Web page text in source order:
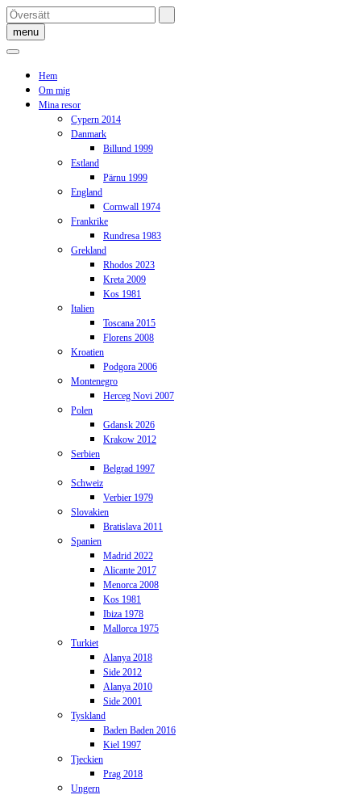
Skip
to
content
menu
Hem
Om mig
Mina resor
Cypern 2014
Danmark
Billund 1999
Estland
Pärnu 1999
England
Cornwall 1974
Frankrike
Rundresa 1983
Grekland
Rhodos 2023
Kreta 2009
Kos 1981
Italien
Toscana 2015
Florens 2008
Kroatien
Podgora 2006
Montenegro
Herceg Novi 2007
Polen
Gdansk 2026
Krakow 2012
Serbien
Belgrad 1997
Schweiz
Verbier 1979
Slovakien
Bratislava 2011
Spanien
Madrid 2022
Alicante 2017
Menorca 2008
Kos 1981
Ibiza 1978
Mallorca 1975
Turkiet
Alanya 2018
Side 2012
Alanya 2010
Side 2001
Tyskland
Baden Baden 2016
Kiel 1997
Tjeckien
Prag 2018
Ungern